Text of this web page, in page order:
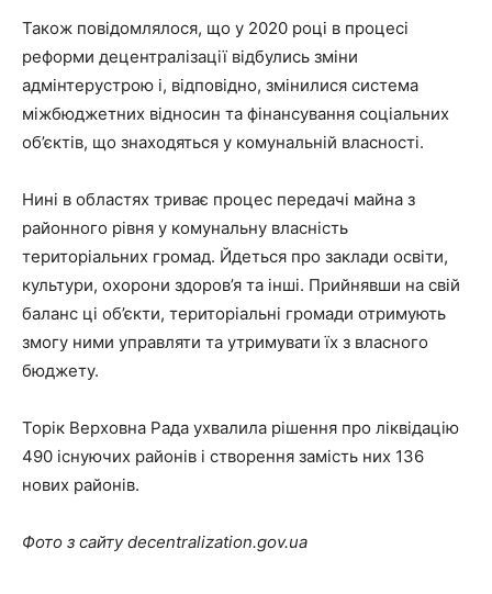
Також повідомлялося, що у 2020 році в процесі
реформи децентралізації відбулись зміни
адмінтерустрою і, відповідно, змінилися система
міжбюджетних відносин та фінансування соціальних
об’єктів, що знаходяться у комунальній власності.
Нині в областях триває процес передачі майна з
районного рівня у комунальну власність
територіальних громад. Йдеться про заклади освіти,
культури, охорони здоров’я та інші. Прийнявши на свій
баланс ці об’єкти, територіальні громади отримують
змогу ними управляти та утримувати їх з власного
бюджету.
Торік Верховна Рада ухвалила рішення про ліквідацію
490 існуючих районів і створення замість них 136
нових районів.
Фото з сайту decentralization.gov.ua